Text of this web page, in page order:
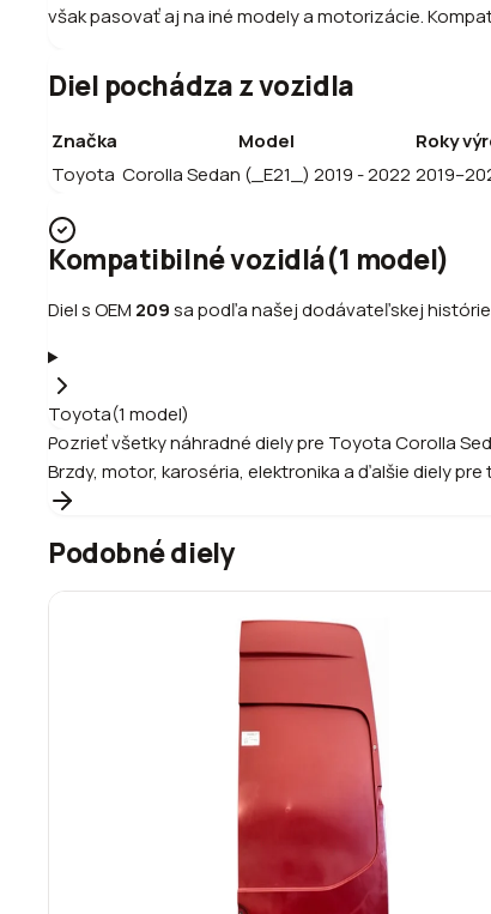
však pasovať aj na iné modely a motorizácie.
Diel pochádza z vozidla
Značka Model
Roky
Toyota Corolla Sedan (_E21_) 2019 - 2022
Kompatibilné vozidlá(1 model)
Diel s OEM 209sa podľa našej dodávateľskej
Toyota(1 model)
Pozrieť všetky náhradné diely pre ToyotaCorolla
Brzdy, motor, karoséria, elektronika a ďalšie diely
Podobné diely